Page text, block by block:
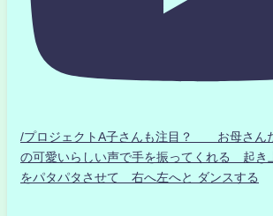
/プロジェクトA子さんも注目？ お母さん
の可愛いらしい声で手を振ってくれる 起き
をパタパタさせて 右へ左へと ダンスする